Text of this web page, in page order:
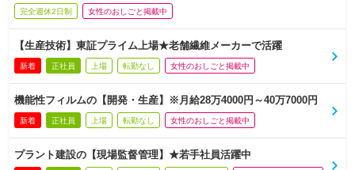
完全週休2日制 女性のおしごと掲載中
【生産技術】東証プライム上場★老舗繊維メーカーで活躍
新着 正社員 上場 転勤なし 女性のおしごと掲載中
機能性フィルムの【開発・生産】※月給28万4000円～40万7000円
新着 正社員 上場 転勤なし 女性のおしごと掲載中
プラント建設の【現場監督管理】★若手社員活躍中